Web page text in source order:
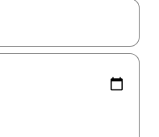
ಡೌನ್ ಬಾಣದ ಕೀಲಿಗಳೊಂದಿಗೆ